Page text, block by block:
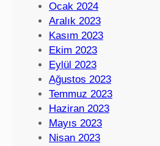
Ocak 2024
Aralık 2023
Kasım 2023
Ekim 2023
Eylül 2023
Ağustos 2023
Temmuz 2023
Haziran 2023
Mayıs 2023
Nisan 2023